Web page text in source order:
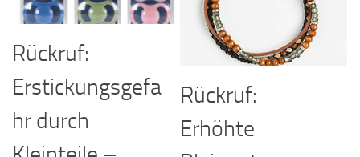
Rückruf:
Erstickungsgefa
hr durch
Rückruf:
Erhöhte